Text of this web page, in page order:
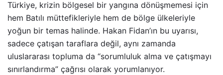
Türkiye, krizin bölgesel bir yangına dönüşmemesi için
hem Batılı müttefikleriyle hem de bölge ülkeleriyle
yoğun bir temas halinde. Hakan Fidan’ın bu uyarısı,
sadece çatışan taraflara değil, aynı zamanda
uluslararası topluma da “sorumluluk alma ve çatışmayı
sınırlandırma” çağrısı olarak yorumlanıyor.